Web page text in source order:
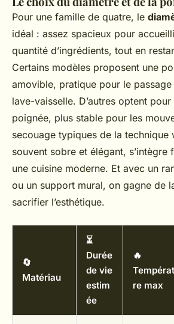
Pour une famille de quatre, le
idéal : assez spacieux pour
quantité d’ingrédients, tout en
Certains modèles proposent une
amovible, pratique pour le
lave-vaisselle. D’autres optent
poignée, plus stable pour les
secouage typiques de la technique
souvent sobre et élégant, s’intègre
une cuisine moderne. Et avec un
ou un support mural, on gagne de
sacrifier l’esthétique.
🔄
Matériau
⏳
Durée
de vie
estim
ée
🔥
re max